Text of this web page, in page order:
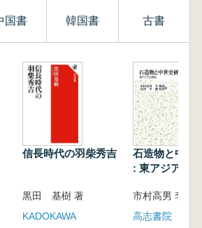
国書 韓国書 古書
信長時代の羽柴秀吉
黒田 基樹 著
KADOKAWA
石造物と中世
: 東アジアと
高志書院